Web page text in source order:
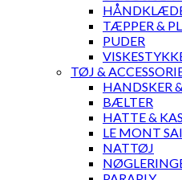
TÆPPER &
PUDER
TØJ &
HANDSKER
BÆLTER
HATTE &
LE MONT
NATTØJ